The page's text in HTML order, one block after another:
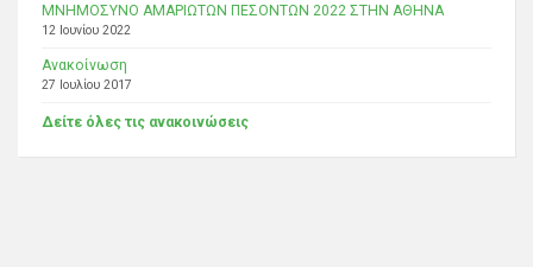
ΜΝΗΜΟΣΥΝΟ ΑΜΑΡΙΩΤΩΝ ΠΕΣΟΝΤΩΝ 2022 ΣΤΗΝ ΑΘΗΝΑ
12 Ιουνίου 2022
Ανακοίνωση
27 Ιουλίου 2017
Δείτε όλες τις ανακοινώσεις